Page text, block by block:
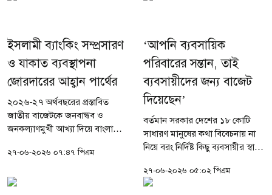
ইসলামী ব্যাংকিং সম্প্রসারণ
ও যাকাত ব্যবস্থাপনা
জোরদারের আহ্বান পার্থের
২০২৬-২৭ অর্থবছরের প্রস্তাবিত
জাতীয় বাজেটকে জনবান্ধব ও
জনকল্যাণমুখী আখ্যা দিয়ে বাংলাদেশ
ব্যারিস্টার আন্দালিব রহমান পার্থ
২৭-০৬-২০২৬ ০৭:৪৭ পিএম
‘আপনি ব্যবসায়িক
পরিবারের সন্তান, তাই
ব্যবসায়ীদের জন্য বাজেট
দিয়েছেন’
বর্তমান সরকার দেশের ১৮ কোটি
সাধারণ মানুষের কথা বিবেচনায় না
নিয়ে বরং নির্দিষ্ট কিছু ব্যবসায়ীর স্বার্থ
বাজেট প্রণয়ন করেছে বলে তীব্র
সমালোচনা করেছেন...
২৭-০৬-২০২৬ ০৫:০২ পিএম